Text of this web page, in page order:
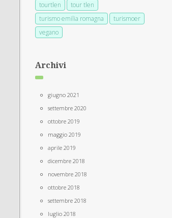
tourtlen
tour tlen
turismo emilia romagna
turismoer
vegano
Archivi
giugno 2021
settembre 2020
ottobre 2019
maggio 2019
aprile 2019
dicembre 2018
novembre 2018
ottobre 2018
settembre 2018
luglio 2018